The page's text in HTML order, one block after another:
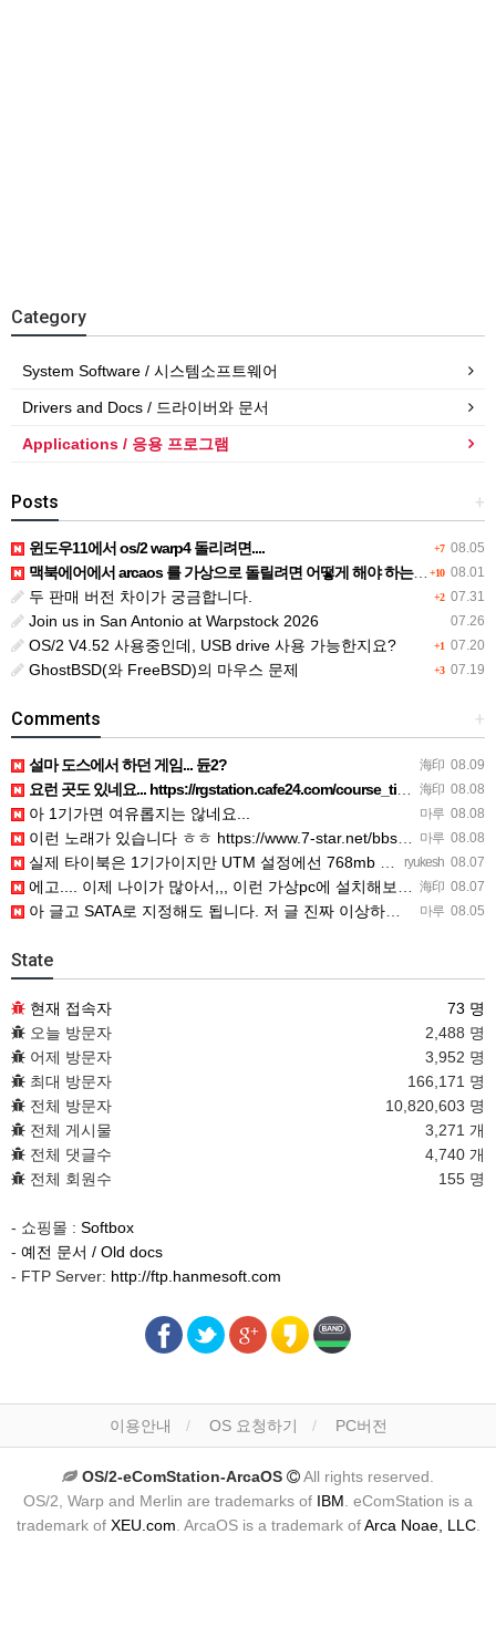
Category
System Software / 시스템소프트웨어
Drivers and Docs / 드라이버와 문서
Applications / 응용 프로그램
+
Posts
+7 08.05
윈도우11에서 os/2 warp4 돌리려면....
+10 08.01
맥북에어에서 arcaos 를 가상으로 돌릴려면 어떻게 해야 하는 지요?
+2 07.31
두 판매 버전 차이가 궁금합니다.
07.26
Join us in San Antonio at Warpstock 2026
+1 07.20
OS/2 V4.52 사용중인데, USB drive 사용 가능한지요?
+3 07.19
GhostBSD(와 FreeBSD)의 마우스 문제
+
Comments
海印 08.09
설마 도스에서 하던 게임... 듄2?
海印 08.08
요런 곳도 있네요... https://rgstation.cafe24.com/course_tip/306500
마루 08.08
아 1기가면 여유롭지는 않네요...
마루 08.08
이런 노래가 있습니다 ㅎㅎ https://www.7-star.net/bbs/board.php?bo_table…
ryukesh 08.07
실제 타이북은 1기가이지만 UTM 설정에선 768mb 입니다. 1기가나 그 보다 넘게 설정하면 UTM 에뮬레…
海印 08.07
에고.... 이제 나이가 많아서,,, 이런 가상pc에 설치해보는 것도 귀찮군요.. ㅎㅎ 날씨도 덥고.....…
마루 08.05
아 글고 SATA로 지정해도 됩니다. 저 글 진짜 이상하네요. 옛날꺼 퍼와서 그런거 같은데요.
State
현재 접속자
73 명
오늘 방문자
2,488 명
어제 방문자
3,952 명
최대 방문자
166,171 명
전체 방문자
10,820,603 명
전체 게시물
3,271 개
전체 댓글수
4,740 개
전체 회원수
155 명
- 쇼핑몰 : Softbox
- 예전 문서 / Old docs
- FTP Server: http://ftp.hanmesoft.com
이용안내 OS 요청하기 PC버전
OS/2-eComStation-ArcaOS
All rights reserved.
OS/2, Warp and Merlin are trademarks of IBM . eComStation is a
trademark of XEU.com . ArcaOS is a trademark ofArca Noae, LLC.